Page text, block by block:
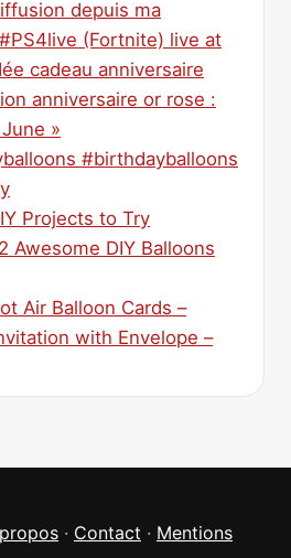
depuis ma
(Fortnite) live at
cadeau anniversaire
anniversaire or rose :
»
#birthdayballoons
Projects to Try
Awesome DIY Balloons
Air Balloon Cards –
with Envelope –
· Contact · Mentions